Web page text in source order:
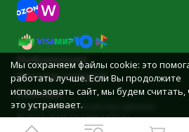
Информация
Каталог товаров
Помощь
Политика персональных данных
© 2011-2026 Sportmag22.ru
Разработано в
bodysite.ru
Мы сохраняем файлы cookie: это
работать лучше. Если Вы продолжите
использовать сайт, мы будем считать,
это устраивает.